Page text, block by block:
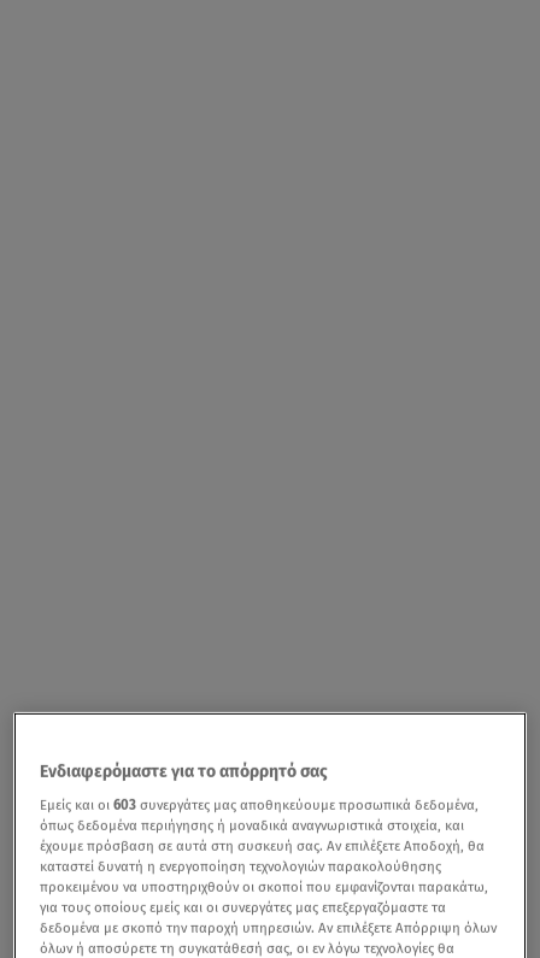
Ενδιαφερόμαστε για το απόρρητό σας
Εμείς και οι603 συνεργάτες μας αποθηκεύουμε προσωπικά δεδομένα,
όπως δεδομένα περιήγησης ή μοναδικά αναγνωριστικά στοιχεία, και
έχουμε πρόσβαση σε αυτά στη συσκευή σας. Αν επιλέξετε Αποδοχή, θα
καταστεί δυνατή η ενεργοποίηση τεχνολογιών παρακολούθησης
προκειμένου να υποστηριχθούν οι σκοποί που εμφανίζονται παρακάτω,
για τους οποίους εμείς και οι συνεργάτες μας επεξεργαζόμαστε τα
δεδομένα με σκοπό την παροχή υπηρεσιών. Αν επιλέξετε Απόρριψη όλων
όλων ή αποσύρετε τη συγκατάθεσή σας, οι εν λόγω τεχνολογίες θα